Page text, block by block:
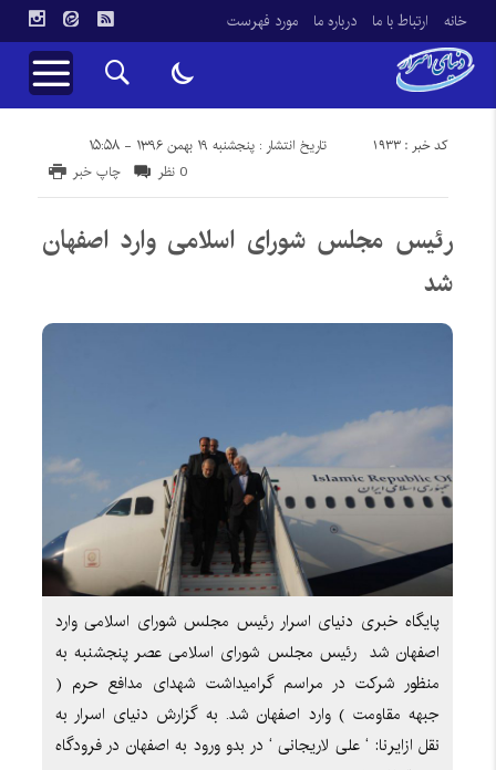
خانه ارتباط با ما درباره ما مورد فهرست
تاریخ انتشار : پنجشنبه ۱۹ بهمن ۱۳۹۶ - ۱۵:۵۸ کد خبر : 1933
چاپ خبر 0 نظر
رئیس مجلس شورای اسلامی وارد اصفهان
شد
پایگاه خبری دنیای اسرار رئیس مجلس شورای اسلامی وارد
اصفهان شد رئیس مجلس شورای اسلامی عصر پنجشنبه به
منظور شرکت در مراسم گرامیداشت شهدای مدافع حرم (
جبهه مقاومت ) وارد اصفهان شد. به گزارش دنیای اسرار به
نقل ازایرنا: ‘ علی لاریجانی ‘ در بدو ورود به اصفهان در فرودگاه